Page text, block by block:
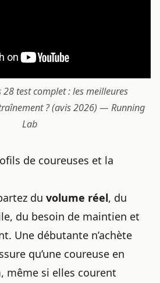
28 test complet : les meilleures
? (avis 2026) — Running
Lab
de coureuses et la
du volume réel, du
du besoin de maintien et
Une débutante n’achète
qu’une coureuse en
, même si elles courent